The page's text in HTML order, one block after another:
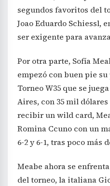
segundos favoritos del
Joao Eduardo Schiessl,
ser exigente para
Por otra parte, Sofía
empezó con buen pie
Torneo W35 que se
Aires, con 35 mil
recibir un wild card,
Romina Ccuno con un
6-2 y 6-1, tras poco más
Meabe ahora se
del torneo, la italiana